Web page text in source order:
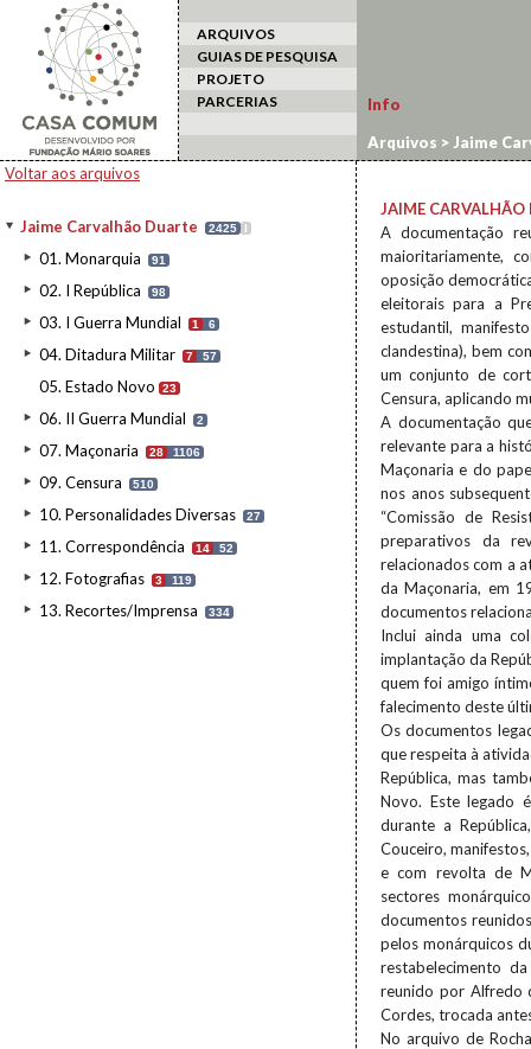
ARQUIVOS
GUIAS DE PESQUISA
PROJETO
PARCERIAS
Voltar aos arquivos
Jaime Carvalhão Duarte 2425 I
01. Monarquia 91
02. I República 98
03. I Guerra Mundial 1 6
04. Ditadura Militar 7 57
05. Estado Novo 23
06. II Guerra Mundial 2
07. Maçonaria 28 1106
09. Censura 510
10. Personalidades Diversas 27
11. Correspondência 14 52
12. Fotografias 3 119
13. Recortes/Imprensa 334
Info
Arquivos > Jaime
JAIME CARVALHÃO
A documentação
maioritariamente,
oposição
eleitorais para a
estudantil,
clandestina), bem
um conjunto de
Censura, aplicando
A documentação
relevante para a
Maçonaria e do
nos anos
“Comissão de
preparativos da
relacionados com a
da Maçonaria, em
documentos
Inclui ainda uma
implantação da
quem foi amigo
falecimento deste
Os documentos
que respeita à
República, mas
Novo. Este legado
durante a
Couceiro,
e com revolta de
sectores
documentos
pelos monárquicos
restabelecimento
reunido por Alfredo
Cordes, trocada
No arquivo de